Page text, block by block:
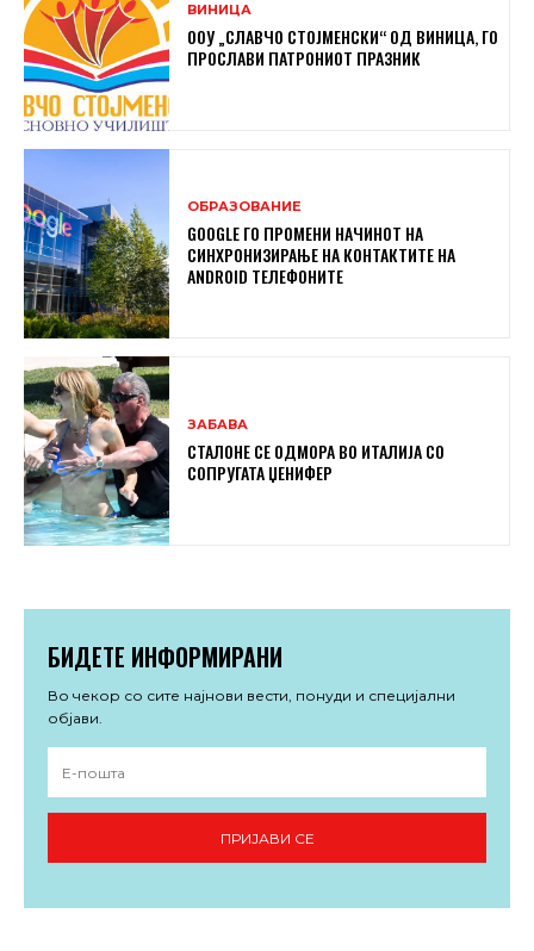
ВИНИЦА
ООУ „СЛАВЧО СТОЈМЕНСКИ“ ОД ВИНИЦА, ГО
ПРОСЛАВИ ПАТРОНИОТ ПРАЗНИК
ОБРАЗОВАНИЕ
GOOGLE ГО ПРОМЕНИ НАЧИНОТ НА
СИНХРОНИЗИРАЊЕ НА КОНТАКТИТЕ НА
ANDROID ТЕЛЕФОНИТЕ
ЗАБАВА
СТАЛОНЕ СЕ ОДМОРА ВО ИТАЛИЈА СО
СОПРУГАТА ЏЕНИФЕР
БИДЕТЕ ИНФОРМИРАНИ
Во чекор со сите најнови вести, понуди и специјални
објави.
ПРИЈАВИ СЕ